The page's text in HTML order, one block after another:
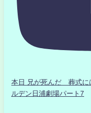
本日 兄が死んだ 葬式
ルデン日浦劇場パート7